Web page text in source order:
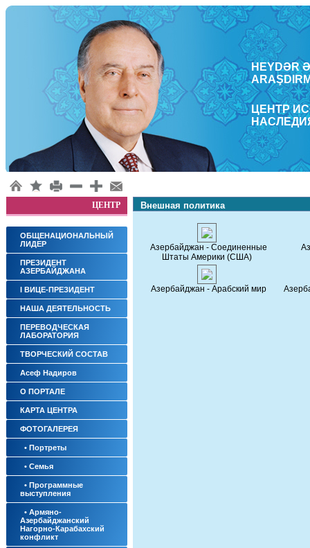
HEYDƏR
ЦЕНТР
ЦЕНТР
ОБЩЕНАЦИОНАЛЬНЫЙ
ЛИДЕР
ПРЕЗИДЕНТ
АЗЕРБАЙДЖАНА
I ВИЦЕ-ПРЕЗИДЕНТ
НАША ДЕЯТЕЛЬНОСТЬ
ПЕРЕВОДЧЕСКАЯ
ЛАБОРАТОРИЯ
ТВОРЧЕСКИЙ СОСТАВ
Асеф Надиров
О ПОРТАЛЕ
КАРТА ЦЕНТРА
ФОТОГАЛЕРЕЯ
• Портреты
• Семья
• Программные
‎выступления
• Армяно-
Азербайджанский
Нагорно-Карабахский
конфликт
Внешная политика
Азербайджан - Соединенные
Штаты Америки (США)
Азербайджан - Арабский мир